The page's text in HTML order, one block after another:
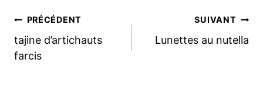
Navigation
de
PRÉCÉDENT
tajine d’artichauts
farcis
SUIVANT
Lunettes au nutella